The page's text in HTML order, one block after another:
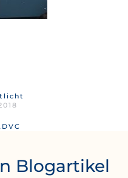
Blogartikel